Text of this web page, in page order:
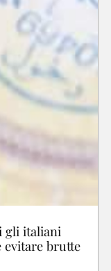
gli italiani
evitare brutte